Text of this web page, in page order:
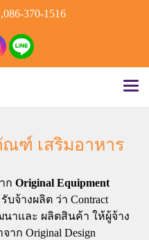
370-1516
ณฑ์ เสริมอาหาร
ก Original Equipment
บจ้างผลิต ว่า Contract
นาและ ผลิตสินค้า ให้ผู้จ้าง
าก Original Design